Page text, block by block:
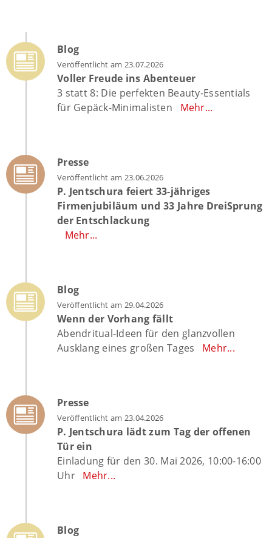
Blog
Veröffentlicht am 23.07.2026
Voller Freude ins Abenteuer
3 statt 8: Die perfekten Beauty-Essentials
für Gepäck-Minimalisten Mehr...
Presse
Veröffentlicht am 23.06.2026
P. Jentschura feiert 33-jähriges
Firmenjubiläum und 33 Jahre DreiSprung
der Entschlackung
Mehr...
Blog
Veröffentlicht am 29.04.2026
Wenn der Vorhang fällt
Abendritual-Ideen für den glanzvollen
Ausklang eines großen Tages Mehr...
Presse
Veröffentlicht am 23.04.2026
P. Jentschura lädt zum Tag der offenen
Tür ein
Einladung für den 30. Mai 2026, 10:00-16:00
Uhr Mehr...
Blog